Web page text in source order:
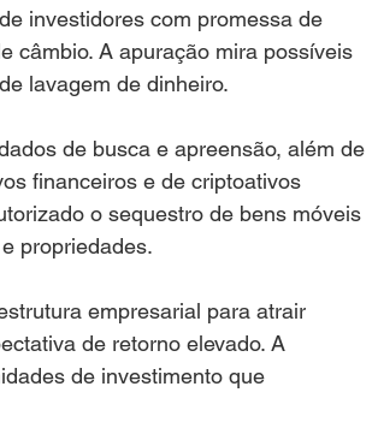
investidores com promessa de
câmbio. A apuração mira possíveis
lavagem de dinheiro.
de busca e apreensão, além de
financeiros e de criptoativos
o sequestro de bens móveis
propriedades.
empresarial para atrair
de retorno elevado. A
de investimento que